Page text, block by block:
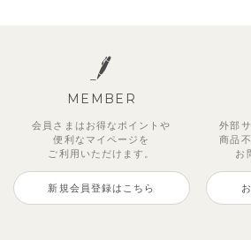
MEMBER
会員さまはお得なポイントや
便利な マイページを
ご利用いただけます。
新規会員登録はこちら
外部
商品
お